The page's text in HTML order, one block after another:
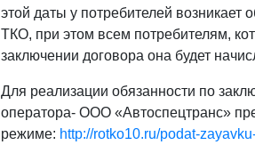
этой даты у потребителей
ТКО, при этом всем потребителям,
заключении договора она будет
Для реализации обязанности по
оператора- ООО «Автоспецтранс»
режиме: http://rotko10.ru/podat-